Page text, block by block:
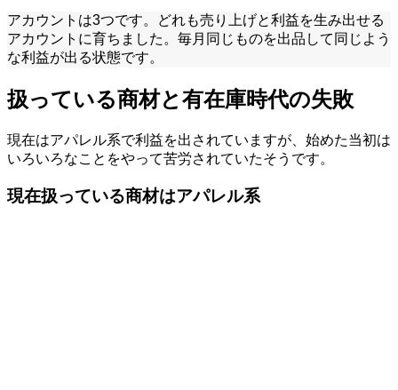
アカウントは3つです。どれも売り上げと利益を生み出せる
アカウントに育ちました。毎月同じものを出品して同じよう
な利益が出る状態です。
扱っている商材と有在庫時代の失敗
現在はアパレル系で利益を出されていますが、始めた当初は
いろいろなことをやって苦労されていたそうです。
現在扱っている商材はアパレル系